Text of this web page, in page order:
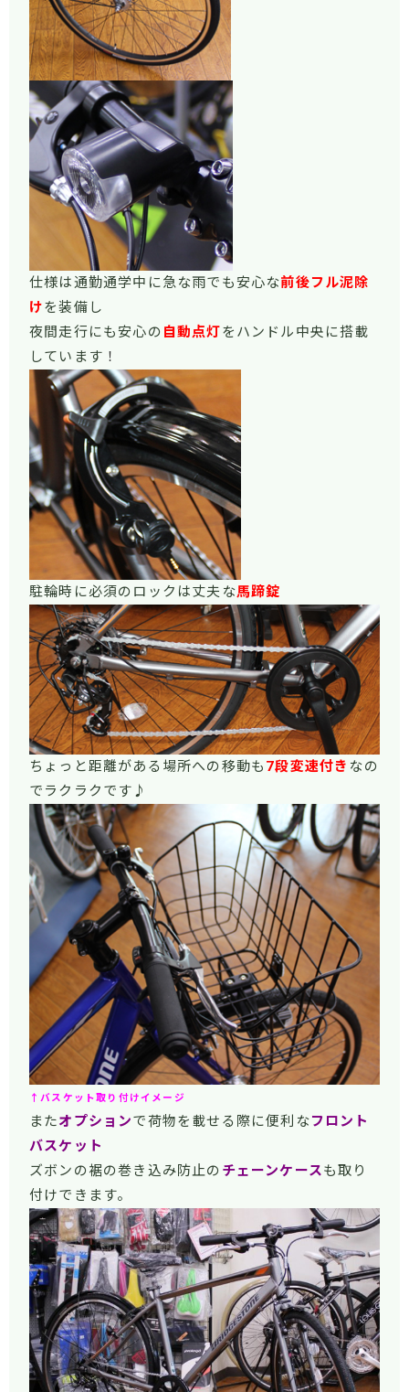
仕様は通勤通学中に急な雨でも安心な前後フル泥除
けを装備し
夜間走行にも安心の 自動点灯をハンドル中央に搭載
しています ！
駐輪時に必須のロックは丈夫な馬蹄錠
ちょっと距離がある場所への移動も 7段変速付き なの
でラクラクです♪
↑バスケット取り付けイメージ
またオプションで荷物を載せる際に便利なフロント
バスケット
ズボンの裾の巻き込み防止の チェーンケースも取り
付けできます。